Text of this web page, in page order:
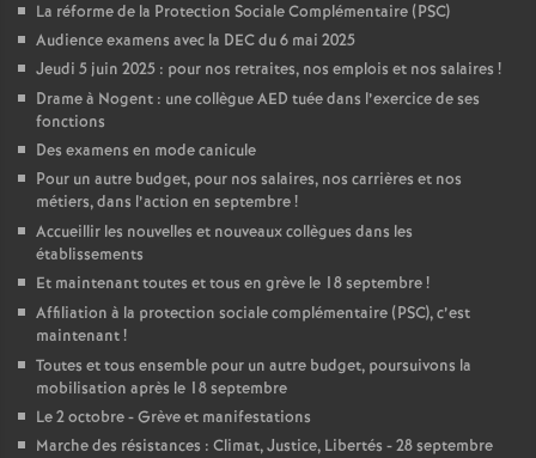
La réforme de la Protection Sociale Complémentaire (PSC)
Audience examens avec la DEC du 6 mai 2025
Jeudi 5 juin 2025 : pour nos retraites, nos emplois et nos salaires !
Drame à Nogent : une collègue AED tuée dans l’exercice de ses
fonctions
Des examens en mode canicule
Pour un autre budget, pour nos salaires, nos carrières et nos
métiers, dans l’action en septembre!
Accueillir les nouvelles et nouveaux collègues dans les
établissements
Et maintenant toutes et tous en grève le 18 septembre!
Affiliation à la protection sociale complémentaire (PSC), c’est
maintenant!
Toutes et tous ensemble pour un autre budget, poursuivons la
mobilisation après le 18 septembre
Le 2 octobre - Grève et manifestations
Marche des résistances : Climat, Justice, Libertés - 28 septembre